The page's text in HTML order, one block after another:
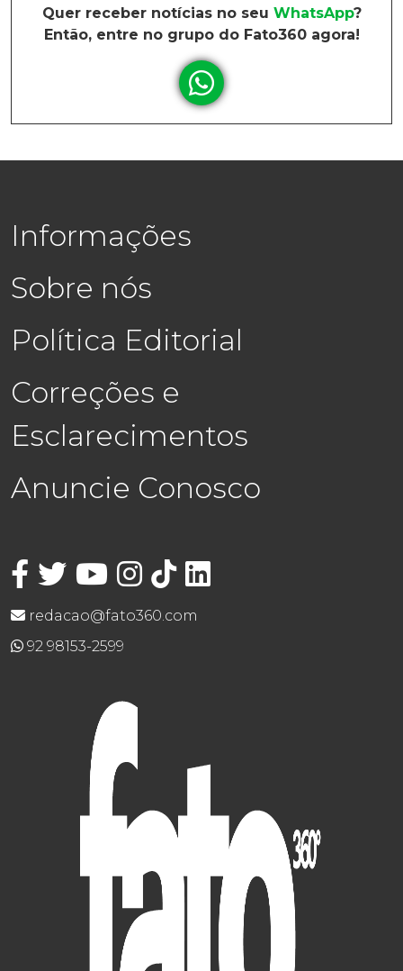
Quer receber notícias no seu WhatsApp?
Então, entre no grupo do Fato360 agora!
Informações
Sobre nós
Política Editorial
Correções e
Esclarecimentos
Anuncie Conosco
redacao@fato360.com
92 98153-2599